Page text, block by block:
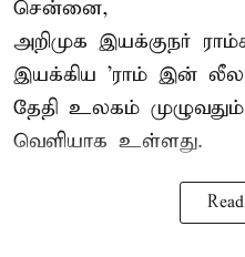
சென்னை,
அறிமுக இயக்குநர்
இயக்கிய 'ராம் இன்
தேதி உலகம்
வெளியாக உள்ளது.